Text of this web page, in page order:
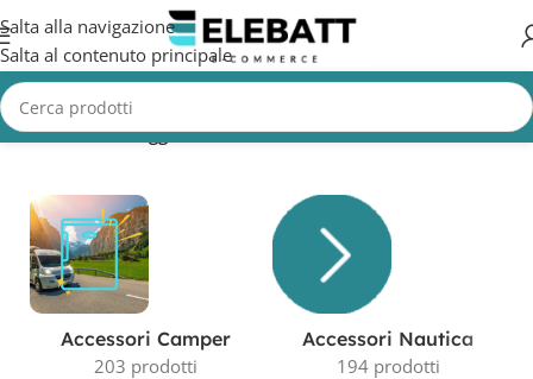
Salta alla navigazione
Salta al contenuto principale
Home/Prodotti taggati “nds 3 link” Visualizzazione del risultato
Accessori Camper
203 prodotti
Accessori Nautica
194 prodotti